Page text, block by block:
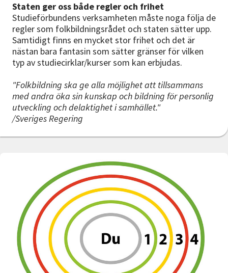
Staten ger oss både regler och frihet
Studieförbundens verksamheten måste noga följa de
regler som folkbildningsrådet och staten sätter upp.
Samtidigt finns en mycket stor frihet och det är
nästan bara fantasin som sätter gränser för vilken
typ av studiecirklar/kurser som kan erbjudas.
"Folkbildning ska ge alla möjlighet att tillsammans
med andra öka sin kunskap och bildning för personlig
utveckling och delaktighet i samhället."
/Sveriges Regering